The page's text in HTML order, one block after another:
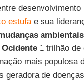
estufae sua
ambientais
Ocidente1 trilhão de
mais populosa
geradora de